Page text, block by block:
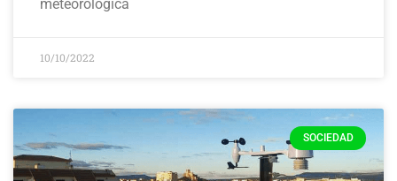
meteorológica
10/10/2022
SOCIEDAD